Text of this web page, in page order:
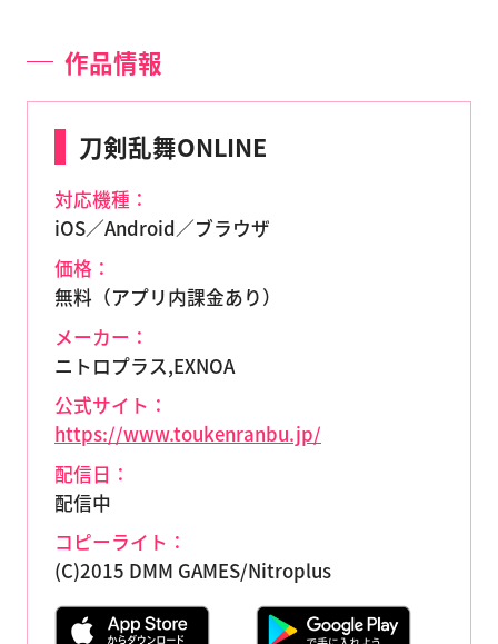
作品情報
刀剣乱舞ONLINE
対応機種：
iOS／Android／ブラウザ
価格：
無料（アプリ内課金あり）
メーカー：
ニトロプラス,EXNOA
公式サイト：
https://www.toukenranbu.jp/
配信日：
配信中
コピーライト：
(C)2015 DMM GAMES/Nitroplus